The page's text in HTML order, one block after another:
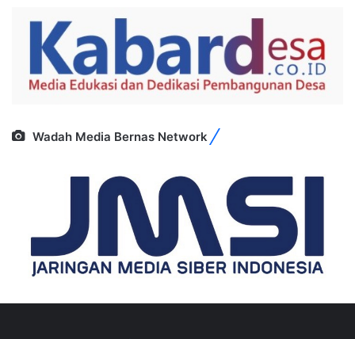
Wadah Media Bernas Network